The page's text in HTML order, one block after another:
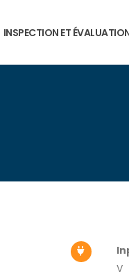
INSPECTION ET
V